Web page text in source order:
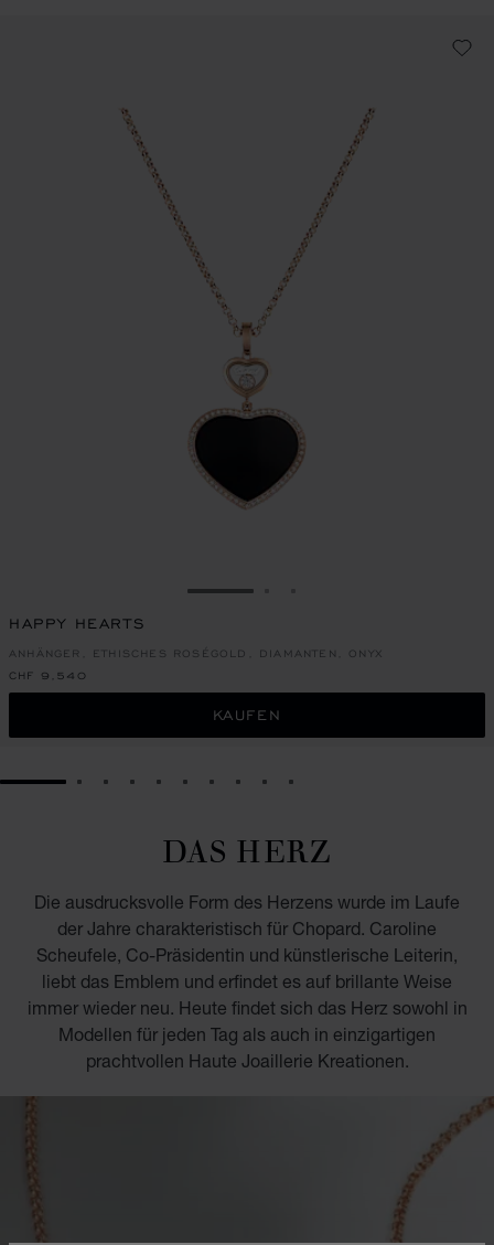
ZUR FOLIE GEHEN 1
HAPPY HEARTS
ANHÄNGER, ETHISCHES ROSÉGOLD, DIAMANTEN, ONYX
CHF 9,540
KAUFEN
GO TO SLIDE 1GO TO SLIDE 2
GO TO SLIDE 3
GO TO SLIDE 4
GO TO SLIDE 5
GO TO SLIDE 6
GO TO SLIDE 7
GO TO SLIDE 8
GO TO SLIDE 9
GO TO SLIDE 10
DAS HERZ
Die ausdrucksvolle Form des Herzens wurde im Laufe
der Jahre charakteristisch für Chopard. Caroline
Scheufele, Co-Präsidentin und künstlerische Leiterin,
liebt das Emblem und erfindet es auf brillante Weise
immer wieder neu. Heute findet sich das Herz sowohl in
Modellen für jeden Tag als auch in einzigartigen
prachtvollen Haute Joaillerie Kreationen.